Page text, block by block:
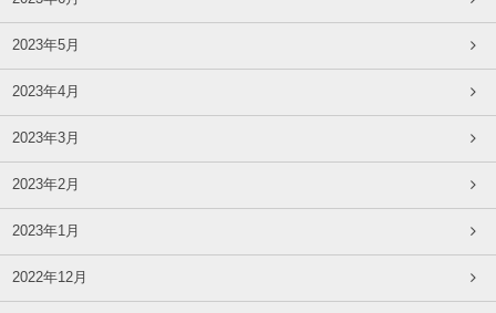
2023年5月
2023年4月
2023年3月
2023年2月
2023年1月
2022年12月